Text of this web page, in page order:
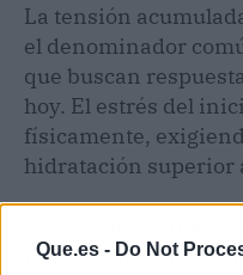
Que.es - Do Not
La tensión
el denominador
que buscan
hoy. El estrés del
físicamente,
hidratación superior
mental, sino un